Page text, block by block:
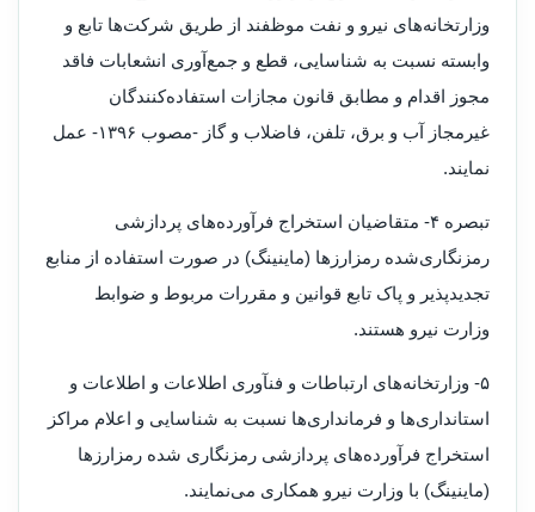
وزارتخانه‌های نیرو و نفت موظفند از طریق شرکت‌ها تابع و
وابسته نسبت به شناسایی، قطع و جمع‌آوری انشعابات فاقد
مجوز اقدام و مطابق قانون مجازات استفاده‌کنندگان
غیرمجاز آب و برق، تلفن، فاضلاب و گاز -مصوب ۱۳۹۶- عمل
نمایند.
تبصره ۴- متقاضیان استخراج فرآورده‌های پردازشی
رمزنگاری‌شده رمزارزها (ماینینگ) در صورت استفاده از منابع
تجدیدپذیر و پاک تابع قوانین و مقررات مربوط و ضوابط
وزارت نیرو هستند.
۵- وزارتخانه‌های ارتباطات و فنآوری اطلاعات و اطلاعات و
استانداری‌ها و فرمانداری‌ها نسبت به شناسایی و اعلام مراکز
استخراج فرآورده‌های پردازشی رمزنگاری شده رمزارزها
(ماینینگ) با وزارت نیرو همکاری می‌نمایند.